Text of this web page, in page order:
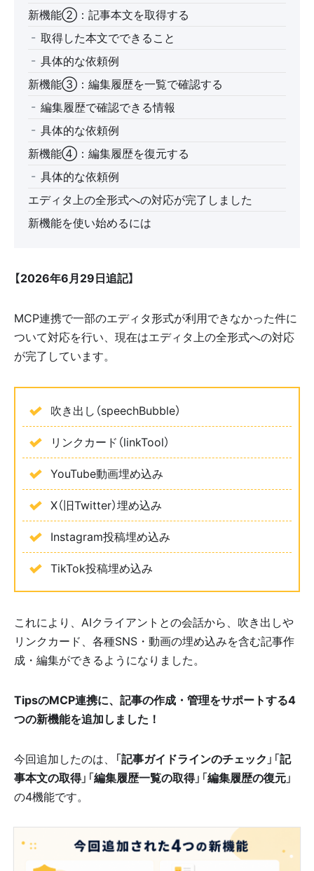
新機能②：記事本文を取得する
取得した本文でできること
具体的な依頼例
新機能③：編集履歴を一覧で確認する
編集履歴で確認できる情報
具体的な依頼例
新機能④：編集履歴を復元する
具体的な依頼例
エディタ上の全形式への対応が完了しました
新機能を使い始めるには
【2026年6月29日追記】
MCP連携で一部のエディタ形式が利用できなかった件に
ついて対応を行い、現在はエディタ上の全形式への対応
が完了しています。
吹き出し（speechBubble）
リンクカード（linkTool）
YouTube動画埋め込み
X（旧Twitter）埋め込み
Instagram投稿埋め込み
TikTok投稿埋め込み
これにより、AIクライアントとの会話から、吹き出しや
リンクカード、各種SNS・動画の埋め込みを含む記事作
成・編集ができるようになりました。
TipsのMCP連携に、記事の作成・管理をサポートする4
つの新機能を追加しました！
今回追加したのは、「記事ガイドラインのチェック 」「記
事本文の取得」「編集履歴一覧の取得」「編集履歴の復元 」
の4機能です。